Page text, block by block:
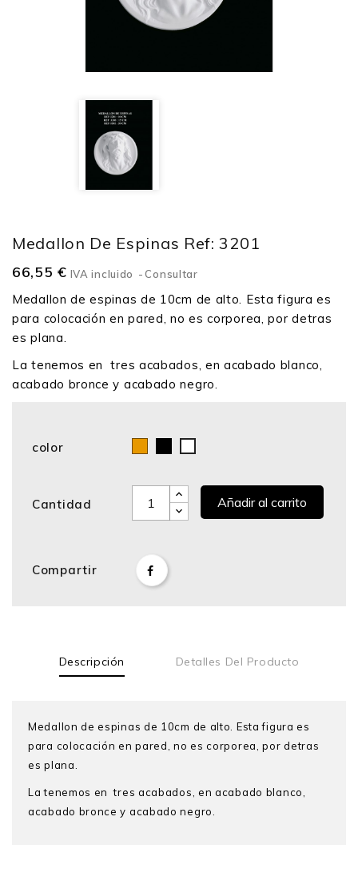
Medallon De Espinas Ref: 3201
66,55 € IVA incluido Consultar
Medallon de espinas de 10cm de alto. Esta figura es
para colocación en pared, no es corporea, por detras
es plana.
La tenemos en tres acabados, en acabado blanco,
acabado bronce y acabado negro.
color
Cantidad Añadir al carrito
Compartir
Descripción Detalles Del Producto
Medallon de espinas de 10cm de alto. Esta figura es
para colocación en pared, no es corporea, por detras
es plana.
La tenemos en tres acabados, en acabado blanco,
acabado bronce y acabado negro.